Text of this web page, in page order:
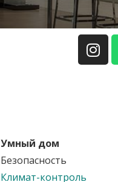
Умный дом
Безопасность
Климат-контроль